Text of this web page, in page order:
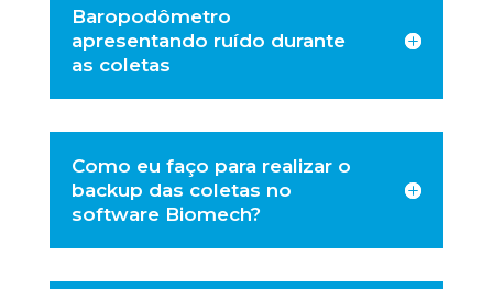
Baropodômetro
apresentando ruído durante
as coletas
Como eu faço para realizar o
backup das coletas no
software Biomech?